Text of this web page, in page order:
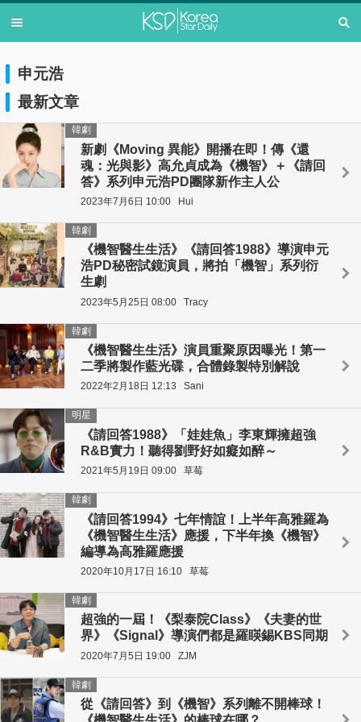
申元浩
最新文章
新劇《Moving 異能》開播在即！傳《還
魂：光與影》高允貞成為《機智》＋《請回
答》系列申元浩PD團隊新作主人公
韓劇
2023年7月6日 10:00 Hui
《機智醫生生活》《請回答1988》導演申元
浩PD秘密試鏡演員，將拍「機智」系列衍
生劇
韓劇
2023年5月25日 08:00 Tracy
《機智醫生生活》演員重聚原因曝光！第一
二季將製作藍光碟，合體錄製特別解說
韓劇
2022年2月18日 12:13 Sani
《請回答1988》「娃娃魚」李東輝擁超強
R&B實力！聽得劉野好如癡如醉～
明星
2021年5月19日 09:00 草莓
《請回答1994》七年情誼！上半年高雅羅為
《機智醫生生活》應援，下半年換《機智》
編導為高雅羅應援
韓劇
2020年10月17日 16:10 草莓
超強的一屆！《梨泰院Class》《夫妻的世
界》《Signal》導演們都是羅䁐錫KBS同期
韓劇
2020年7月5日 19:00 ZJM
從《請回答》到《機智》系列離不開棒球！
韓劇